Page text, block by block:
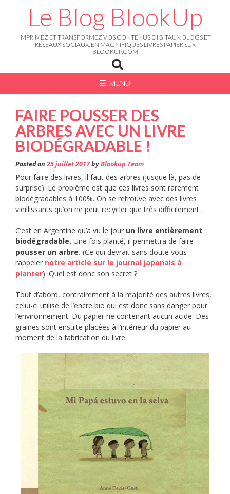
Le Blog BlookUp
IMPRIMEZ ET TRANSFORMEZ VOS CONTENUS DIGITAUX, BLOGS ET
RÉSEAUX SOCIAUX, EN MAGNIFIQUES LIVRES PAPIER SUR
BLOOKUP.COM
MENU
FAIRE POUSSER DES
ARBRES AVEC UN LIVRE
BIODÉGRADABLE !
Posted on25 juillet 2017byBlookup Team
Pour faire des livres, il faut des arbres (jusque là, pas de
surprise). Le problème est que ces livres sont rarement
biodégradables à 100%. On se retrouve avec des livres
vieillissants qu’on ne peut recycler que très difficilement…
C’est en Argentine qu’a vu le jour un livre entièrement
biodégradable. Une fois planté, il permettra de faire
pousser un arbre. (Ce qui devrait sans doute vous
rappeler notre article sur le journal japonais à
planter). Quel est donc son secret ?
Tout d’abord, contrairement à la majorité des autres livres,
celui-ci utilise de l’encre bio qui est donc sans danger pour
l’environnement. Du papier ne contenant aucun acide. Des
graines sont ensuite placées à l’intérieur du papier au
moment de la fabrication du livre.